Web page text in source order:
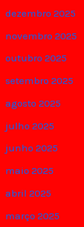
dezembro 2025
novembro 2025
outubro 2025
setembro 2025
agosto 2025
julho 2025
junho 2025
maio 2025
abril 2025
março 2025